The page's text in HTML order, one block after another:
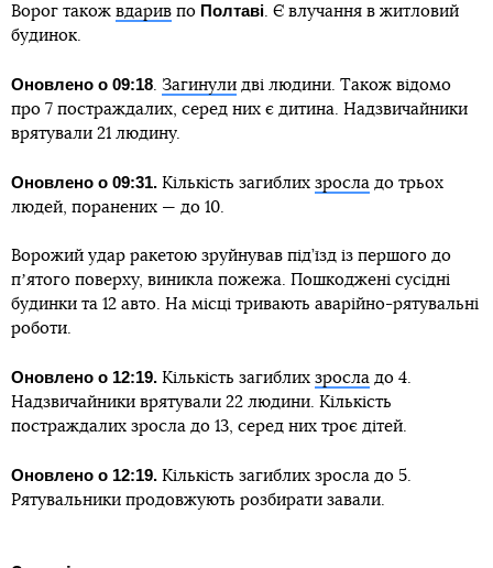
Ворог також вдарив по Полтаві. Є влучання в житловий
будинок.
Оновлено о 09:18. Загинули дві людини. Також відомо
про 7 постраждалих, серед них є дитина. Надзвичайники
врятували 21 людину.
Оновлено о 09:31. Кількість загиблих зросла до трьох
людей, поранених — до 10.
Ворожий удар ракетою зруйнував під’їзд із першого до
пʼятого поверху, виникла пожежа. Пошкоджені сусідні
будинки та 12 авто. На місці тривають аварійно-рятувальні
роботи.
Оновлено о 12:19. Кількість загиблих зросла до 4.
Надзвичайники врятували 22 людини. Кількість
постраждалих зросла до 13, серед них троє дітей.
Оновлено о 12:19. Кількість загиблих зросла до 5.
Рятувальники продовжують розбирати завали.